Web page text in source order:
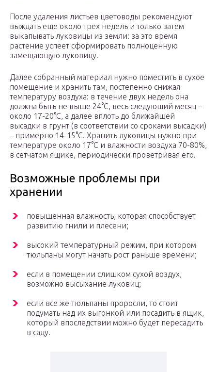
После удаления листьев цветоводы рекомендуют
выждать еще около трех недель и только затем
выкапывать луковицы из земли: за это время
растение успеет сформировать полноценную
замещающую луковицу.
Далее собранный материал нужно поместить в сухое
помещение и хранить там, постепенно снижая
температуру воздуха: в течение двух недель она
должна быть не выше 24°С, весь следующий месяц –
около 17-20°С, а далее вплоть до ближайшей
высадки в грунт (в соответствии со сроками высадки)
– примерно 14-15°С. Хранить луковицы нужно при
температуре около 17°С и влажности воздуха 70-80%,
в сетчатом ящике, периодически проветривая его.
Возможные проблемы при
хранении
повышенная влажность, которая способствует
развитию гнили и плесени;
высокий температурный режим, при котором
тюльпаны могут начать рост раньше времени;
если в помещении слишком сухой воздух,
возможно высыхание луковиц;
если все же тюльпаны проросли, то стоит
подумать над их выгонкой или посадить в ящик,
который впоследствии можно будет пересадить
в саду.